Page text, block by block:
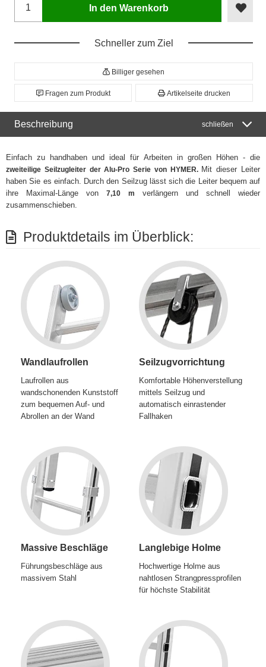
In den Warenkorb
Schneller zum Ziel
Billiger gesehen
Fragen zum Produkt Artikelseite drucken
Beschreibung schließen
Einfach zu handhaben und ideal für Arbeiten in großen Höhen - die
zweiteilige Seilzugleiter der Alu-Pro Serie von HYMER. Mit dieser Leiter
haben Sie es einfach. Durch den Seilzug lässt sich die Leiter bequem auf
ihre Maximal-Länge von7,10 m verlängern und schnell wieder
zusammenschieben.
Produktdetails im Überblick:
Wandlaufrollen
Laufrollen aus
wandschonenden Kunststoff
zum bequemen Auf- und
Abrollen an der Wand
Seilzugvorrichtung
Komfortable Höhenverstellung
mittels Seilzug und
automatisch einrastender
Fallhaken
Massive Beschläge
Führungsbeschläge aus
massivem Stahl
Langlebige Holme
Hochwertige Holme aus
nahtlosen Strangpressprofilen
für höchste Stabilität